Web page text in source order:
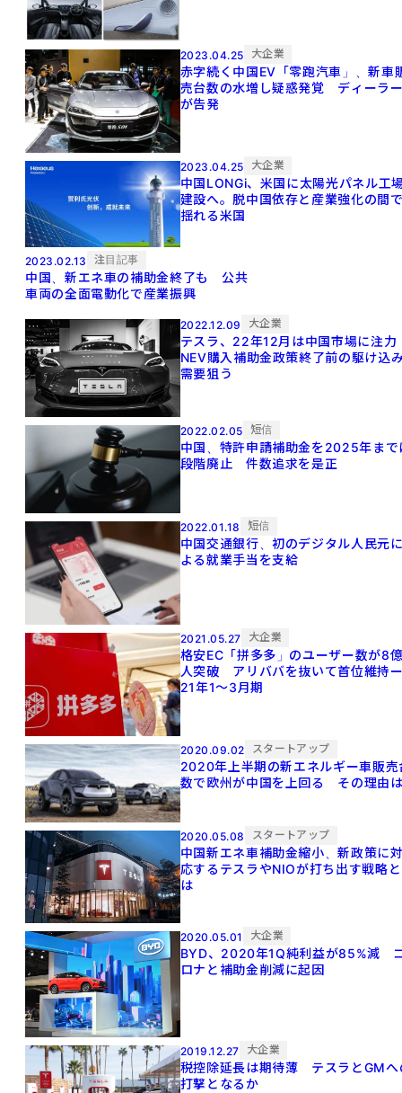
2023.04.25 大企業
赤字続く中国EV「零跑汽車」、新車
売台数の水増し疑惑発覚 ディーラ
が告発
2023.04.25 大企業
中国LONGi、米国に太陽光パネル工
建設へ。脱中国依存と産業強化の間
揺れる米国
2023.02.13 注目記事
中国、新エネ車の補助金終了も 公共
車両の全面電動化で産業振興
2022.12.09 大企業
テスラ、22年12月は中国市場に注
NEV購入補助金政策終了前の駆け込
需要狙う
2022.02.05 短信
中国、特許申請補助金を2025年まで
段階廃止 件数追求を是正
2022.01.18 短信
中国交通銀行、初のデジタル人民元
よる就業手当を支給
2021.05.27 大企業
格安EC「拼多多」のユーザー数が8
人突破 アリババを抜いて首位維持
21年1～3月期
2020.09.02 スタートアップ
2020年上半期の新エネルギー車販売
数で欧州が中国を上回る その理由
2020.05.08 スタートアップ
中国新エネ車補助金縮小、新政策に
応するテスラやNIOが打ち出す戦略と
は
2020.05.01 大企業
BYD、2020年1Q純利益が85%減
ロナと補助金削減に起因
2019.12.27 大企業
税控除延長は期待薄 テスラとGMへ
打撃となるか